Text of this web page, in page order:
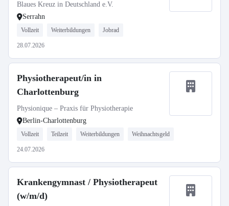
Blaues Kreuz in Deutschland e.V.
Serrahn
Vollzeit Weiterbildungen Jobrad
28.07.2026
Physiotherapeut/in in
Charlottenburg
Physionique – Praxis für Physiotherapie
Berlin-Charlottenburg
Vollzeit Teilzeit Weiterbildungen Weihnachtsgeld
24.07.2026
Krankengymnast / Physiotherapeut
(w/m/d)